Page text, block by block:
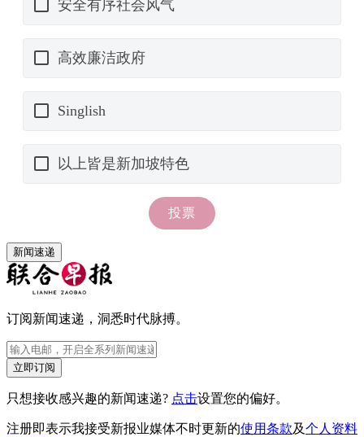
新闻速递
订阅新闻速递，洞悉时代脉搏。
立即订阅
只想接收感兴趣的新闻速递? 点击设置您的偏好。
注册即表示我接受新报业媒体不时更新的使用条款及个人资料